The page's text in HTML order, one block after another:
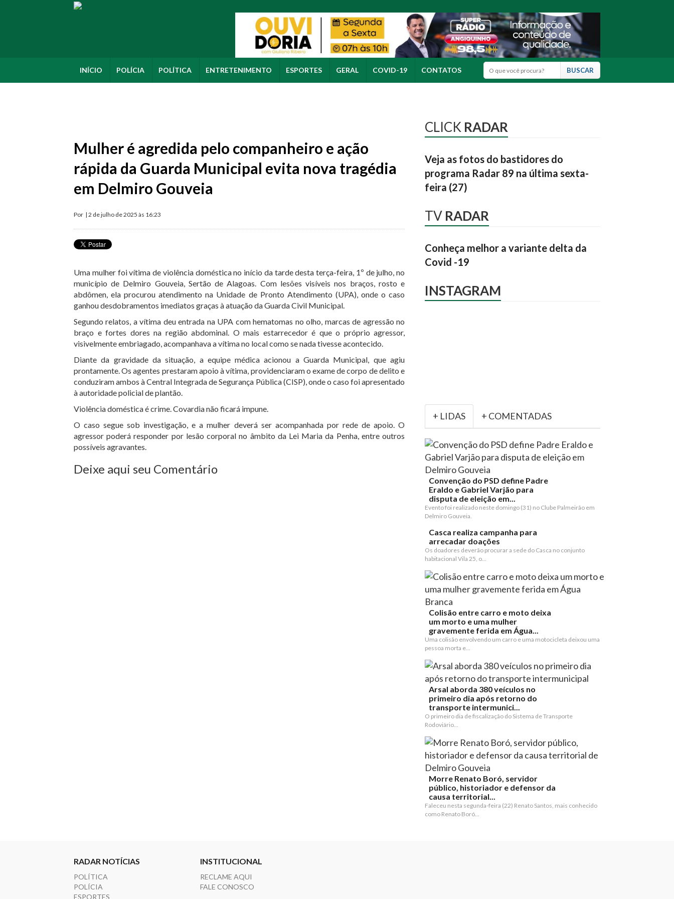
INÍCIO POLÍCIA POLÍTICA ENTRETENIMENTO ESPORTES GERAL COVID-19 CONTATOS
Mulher é agredida pelo companheiro e ação
rápida da Guarda Municipal evita nova tragédia
em Delmiro Gouveia
Por | 2 de julho de 2025 às 16:23
Uma mulher foi vítima de violência doméstica no início da tarde desta terça-feira, 1º de julho, no
município de Delmiro Gouveia, Sertão de Alagoas. Com lesões visíveis nos braços, rosto e
abdômen, ela procurou atendimento na Unidade de Pronto Atendimento (UPA), onde o caso
ganhou desdobramentos imediatos graças à atuação da Guarda Civil Municipal.
Segundo relatos, a vítima deu entrada na UPA com hematomas no olho, marcas de agressão no
braço e fortes dores na região abdominal. O mais estarrecedor é que o próprio agressor,
visivelmente embriagado, acompanhava a vítima no local como se nada tivesse acontecido.
Diante da gravidade da situação, a equipe médica acionou a Guarda Municipal, que agiu
prontamente. Os agentes prestaram apoio à vítima, providenciaram o exame de corpo de delito e
conduziram ambos à Central Integrada de Segurança Pública (CISP), onde o caso foi apresentado
à autoridade policial de plantão.
Violência doméstica é crime. Covardia não ficará impune.
O caso segue sob investigação, e a mulher deverá ser acompanhada por rede de apoio. O
agressor poderá responder por lesão corporal no âmbito da Lei Maria da Penha, entre outros
possíveis agravantes.
Deixe aqui seu Comentário
CLICK RADAR
Veja as fotos do bastidores do
programa Radar 89 na última sexta-
feira (27)
TV RADAR
Conheça melhor a variante delta da
Covid -19
INSTAGRAM
+ LIDAS + COMENTADAS
Convenção do PSD define Padre
Eraldo e Gabriel Varjão para
disputa de eleição em...
Evento foi realizado neste domingo (31) no Clube Palmeirão em
Delmiro Gouveia.
Casca realiza campanha para
arrecadar doações
Os doadores deverão procurar a sede do Casca no conjunto
habitacional Vila 25, o...
Colisão entre carro e moto deixa
um morto e uma mulher
gravemente ferida em Água...
Uma colisão envolvendo um carro e uma motocicleta deixou uma
pessoa morta e...
Arsal aborda 380 veículos no
primeiro dia após retorno do
transporte intermunici...
O primeiro dia de fiscalização do Sistema de Transporte
Rodoviário...
Morre Renato Boró, servidor
público, historiador e defensor da
causa territorial...
Faleceu nesta segunda-feira (22) Renato Santos, mais conhecido
como Renato Boró...
RADAR NOTÍCIAS
POLÍTICA
POLÍCIA
ESPORTES
INSTITUCIONAL
RECLAME AQUI
FALE CONOSCO